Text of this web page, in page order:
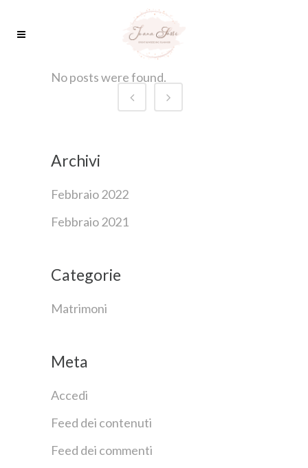
No posts were found.
Archivi
Febbraio 2022
Febbraio 2021
Categorie
Matrimoni
Meta
Accedi
Feed dei contenuti
Feed dei commenti